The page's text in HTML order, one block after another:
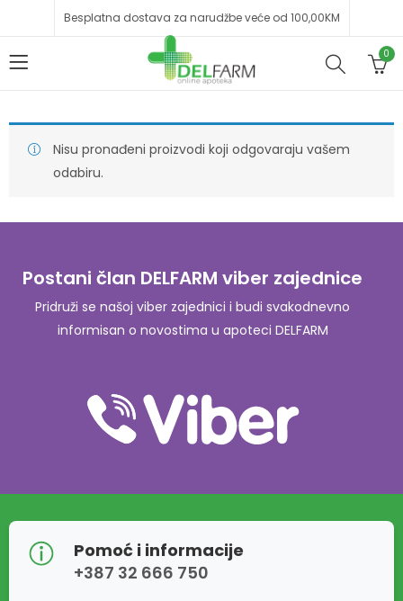
Besplatna dostava za narudžbe veće od 100,00KM
0
Nisu pronađeni proizvodi koji odgovaraju vašem
odabiru.
Postani član DELFARM viber zajednice
Pridruži se našoj viber zajednici i budi svakodnevno
informisan o novostima u apoteci DELFARM
Pomoć i informacije
+387 32 666 750